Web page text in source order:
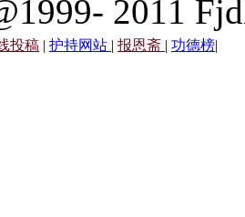
2011
投稿 | 护持网站 | 报恩斋 | 功德榜|